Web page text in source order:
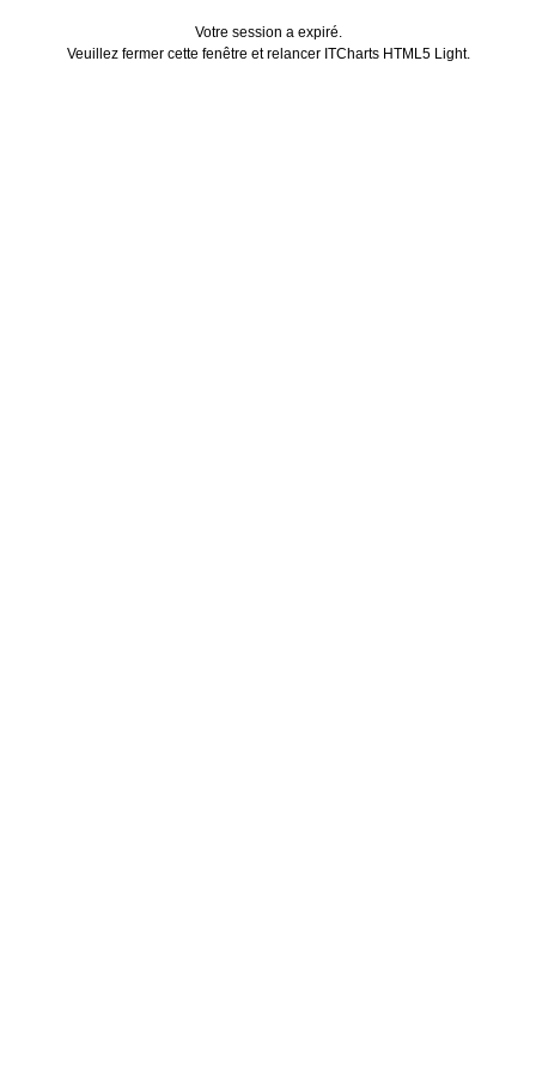
Votre session a expiré.
Veuillez fermer cette fenêtre et relancer ITCharts HTML5 Light.